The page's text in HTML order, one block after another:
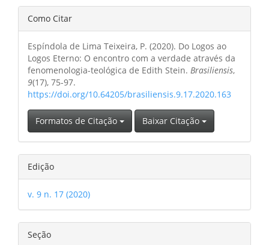
Detalhes
do
artigo
Como Citar
Espíndola de Lima Teixeira, P. (2020). Do Logos ao
Logos Eterno: O encontro com a verdade através da
fenomenologia-teológica de Edith Stein. Brasiliensis,
9(17), 75-97.
https://doi.org/10.64205/brasiliensis.9.17.2020.163
Formatos de Citação Baixar Citação
Edição
v. 9 n. 17 (2020)
Seção